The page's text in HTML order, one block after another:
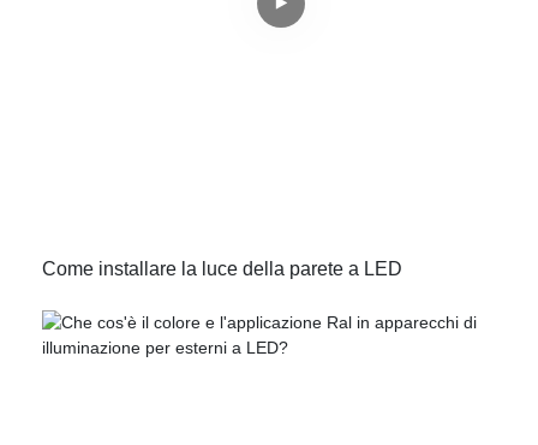
Come installare la luce della parete a LED